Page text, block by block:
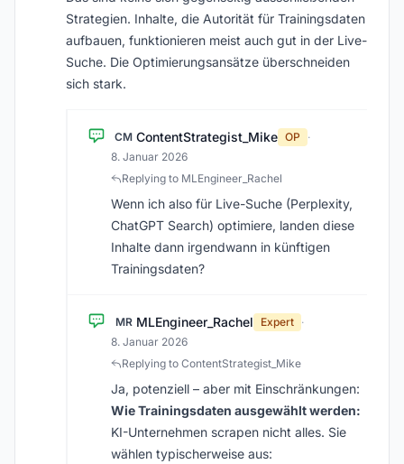
Strategien. Inhalte, die Autorität für Trainingsdaten
aufbauen, funktionieren meist auch gut in der Live-
Suche. Die Optimierungsansätze überschneiden
sich stark.
CM ContentStrategist_Mike OP
·
8. Januar 2026
Replying to MLEngineer_Rachel
Wenn ich also für Live-Suche (Perplexity,
ChatGPT Search) optimiere, landen diese
Inhalte dann irgendwann in künftigen
Trainingsdaten?
MR MLEngineer_Rachel Expert ·
8. Januar 2026
Replying to ContentStrategist_Mike
Ja, potenziell – aber mit Einschränkungen:
Wie Trainingsdaten ausgewählt werden:
KI-Unternehmen scrapen nicht alles. Sie
wählen typischerweise aus: